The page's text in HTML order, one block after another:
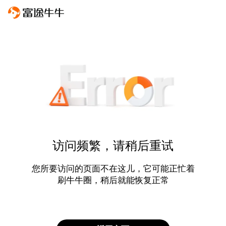
访问频繁，请稍后重试
您所要访问的页面不在这儿，它可能正忙着
刷牛牛圈，稍后就能恢复正常